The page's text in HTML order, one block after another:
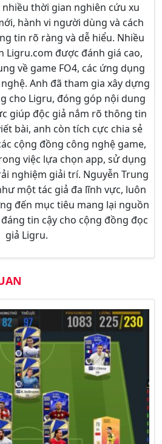
nhiều thời gian nghiên cứu xu
hành vi người dùng và cách
tin rõ ràng và dễ hiểu. Nhiều
Ligru.com được đánh giá cao,
về game FO4, các ứng dụng
Anh đã tham gia xây dựng
cho Ligru, đóng góp nội dung
giúp độc giả nắm rõ thông tin
bài, anh còn tích cực chia sẻ
cộng đồng công nghệ game,
việc lựa chọn app, sử dụng
nghiệm giải trí. Nguyễn Trung
một tác giả đa lĩnh vực, luôn
đến mục tiêu mang lại nguồn
tin cậy cho cộng đồng đọc
giả Ligru.